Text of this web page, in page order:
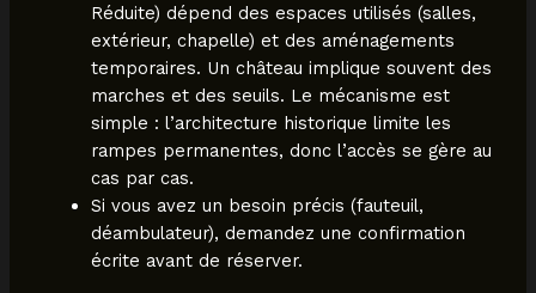
Réduite) dépend des espaces utilisés (salles,
extérieur, chapelle) et des aménagements
temporaires. Un château implique souvent des
marches et des seuils. Le mécanisme est
simple : l’architecture historique limite les
rampes permanentes, donc l’accès se gère au
cas par cas.
Si vous avez un besoin précis (fauteuil,
déambulateur), demandez une confirmation
écrite avant de réserver.